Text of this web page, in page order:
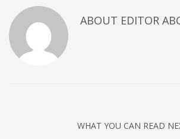
ABOUT EDITOR
WHAT YOU CAN READ